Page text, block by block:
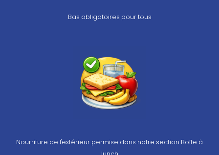
Bas obligatoires pour tous
Nourriture de l'extérieur permise dans notre section Boîte à